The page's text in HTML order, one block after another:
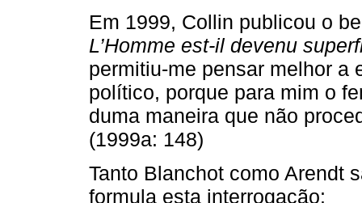
Em 1999, Collin publicou o
L’Homme est-il devenu
permitiu-me pensar melhor a
político, porque para mim o
duma maneira que não
(1999a: 148)
Tanto Blanchot como Arendt
formula esta interrogação: